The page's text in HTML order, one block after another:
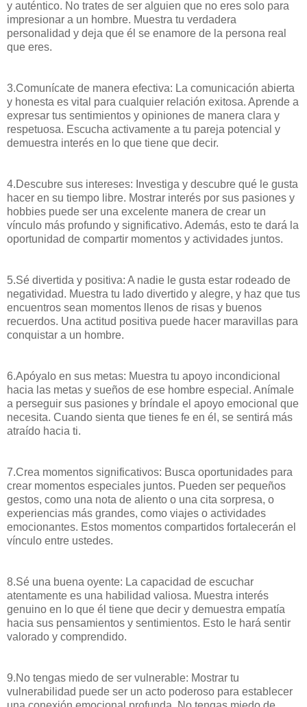
y auténtico. No trates de ser alguien que no eres solo para
impresionar a un hombre. Muestra tu verdadera
personalidad y deja que él se enamore de la persona real
que eres.
3.Comunícate de manera efectiva: La comunicación abierta
y honesta es vital para cualquier relación exitosa. Aprende a
expresar tus sentimientos y opiniones de manera clara y
respetuosa. Escucha activamente a tu pareja potencial y
demuestra interés en lo que tiene que decir.
4.Descubre sus intereses: Investiga y descubre qué le gusta
hacer en su tiempo libre. Mostrar interés por sus pasiones y
hobbies puede ser una excelente manera de crear un
vínculo más profundo y significativo. Además, esto te dará la
oportunidad de compartir momentos y actividades juntos.
5.Sé divertida y positiva: A nadie le gusta estar rodeado de
negatividad. Muestra tu lado divertido y alegre, y haz que tus
encuentros sean momentos llenos de risas y buenos
recuerdos. Una actitud positiva puede hacer maravillas para
conquistar a un hombre.
6.Apóyalo en sus metas: Muestra tu apoyo incondicional
hacia las metas y sueños de ese hombre especial. Anímale
a perseguir sus pasiones y bríndale el apoyo emocional que
necesita. Cuando sienta que tienes fe en él, se sentirá más
atraído hacia ti.
7.Crea momentos significativos: Busca oportunidades para
crear momentos especiales juntos. Pueden ser pequeños
gestos, como una nota de aliento o una cita sorpresa, o
experiencias más grandes, como viajes o actividades
emocionantes. Estos momentos compartidos fortalecerán el
vínculo entre ustedes.
8.Sé una buena oyente: La capacidad de escuchar
atentamente es una habilidad valiosa. Muestra interés
genuino en lo que él tiene que decir y demuestra empatía
hacia sus pensamientos y sentimientos. Esto le hará sentir
valorado y comprendido.
9.No tengas miedo de ser vulnerable: Mostrar tu
vulnerabilidad puede ser un acto poderoso para establecer